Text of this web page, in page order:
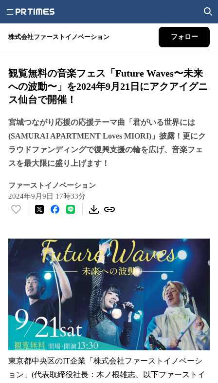
株式会社ファーストイノベーション フォロー
観覧無料の音楽フェス「Future Waves〜未来
への波動〜」を2024年9月21日にアクアイグニ
ス仙台で開催！
宮城つながり応援の応援テーマ曲「君がいる世界には
(SAMURAI APARTMENT Loves MIORI)」披露！更にク
ラウドファンディングで復興支援の輪を広げ、音楽フェ
スを最大限に盛り上げます！
ファーストイノベーション
2024年9月9日 17時33分
い
数
読
中
で
東京都中央区のIT企業「株式会社ファーストイノベーシ
ョン」(代表取締役社長：木ノ根雄志、以下ファーストイ